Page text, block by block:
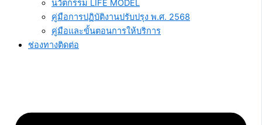
นวัตกรรม LIFE MODEL
คู่มือการปฏิบัติงานปรับปรุง พ.ศ. 2568
คู่มือและขั้นตอนการให้บริการ
ช่องทางติดต่อ